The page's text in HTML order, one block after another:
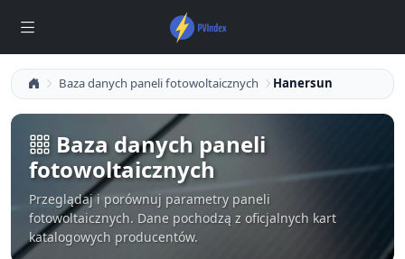
Baza danych paneli fotowoltaicznych Hanersun
Baza danych paneli
fotowoltaicznych
Przeglądaj i porównuj parametry paneli
fotowoltaicznych. Dane pochodzą z oficjalnych kart
katalogowych producentów.